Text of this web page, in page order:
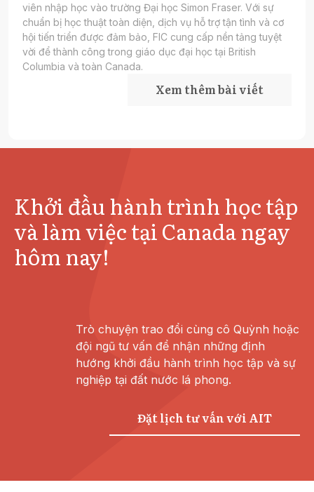
viên nhập học vào trường Đại học Simon Fraser. Với sự
chuẩn bị học thuật toàn diện, dịch vụ hỗ trợ tận tình và cơ
hội tiến triển được đảm bảo, FIC cung cấp nền tảng tuyệt
vời để thành công trong giáo dục đại học tại British
Columbia và toàn Canada.
Xem thêm bài viết
Khởi đầu hành trình học tập
và làm việc tại Canada ngay
hôm nay!
Trò chuyện trao đổi cùng cô Quỳnh hoặc
đội ngũ tư vấn để nhận những định
hướng khởi đầu hành trình học tập và sự
nghiệp tại đất nước lá phong.
Đặt lịch tư vấn với AIT